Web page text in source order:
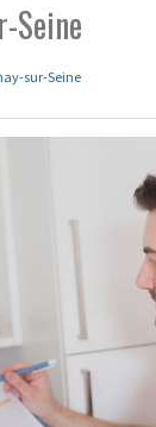
Seine
sur-Seine